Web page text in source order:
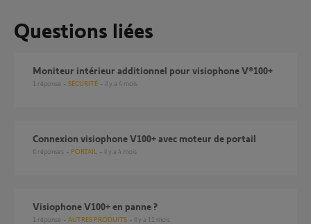
Questions liées
Moniteur intérieur additionnel pour visiophone V®100+
1 réponse SÉCURITÉ il y a 4 mois
connexion visiophone V100+ avec moteur de portail
6 réponses PORTAIL il y a 4 mois
Visiophone V100+ en panne ?
1 réponse AUTRES PRODUITS il y a 11 mois